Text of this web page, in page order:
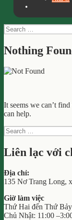
Search
for:
Nothing
It seems we can’t
can help.
Search
for:
Liên lạc với
Địa chỉ:
135 Nơ Trang Long,
Giờ làm việc
Thứ Hai đến Thứ
Chủ Nhật: 11:00